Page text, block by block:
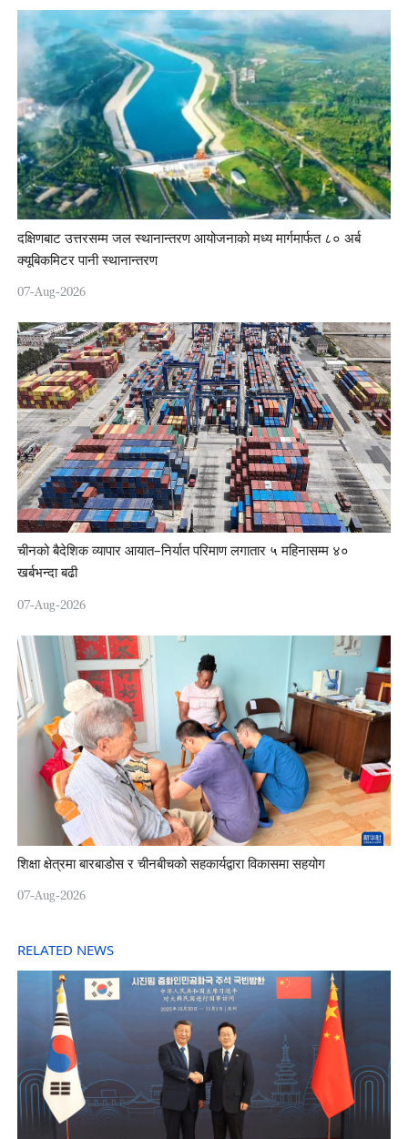
दक्षिणबाट उत्तरसम्म जल स्थानान्तरण आयोजनाको मध्य मार्गमार्फत ८० अर्ब
क्यूबिकमिटर पानी स्थानान्तरण
07-Aug-2026
चीनको बैदेशिक व्यापार आयात–निर्यात परिमाण लगातार ५ महिनासम्म ४०
खर्बभन्दा बढी
07-Aug-2026
शिक्षा क्षेत्रमा बारबाडोस र चीनबीचको सहकार्यद्वारा विकासमा सहयोग
07-Aug-2026
RELATED NEWS